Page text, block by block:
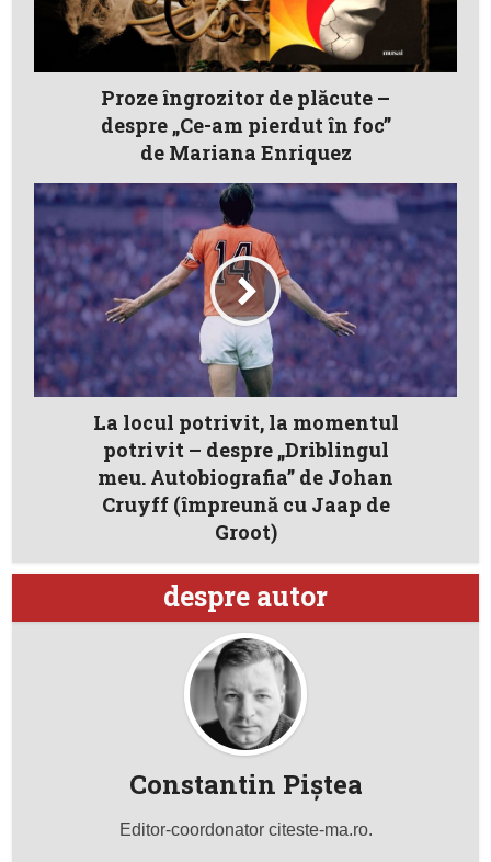
Proze îngrozitor de plăcute –
despre „Ce-am pierdut în foc”
de Mariana Enriquez
La locul potrivit, la momentul
potrivit – despre „Driblingul
meu. Autobiografia” de Johan
Cruyff (împreună cu Jaap de
Groot)
despre autor
Constantin Piştea
Editor-coordonator citeste-ma.ro.